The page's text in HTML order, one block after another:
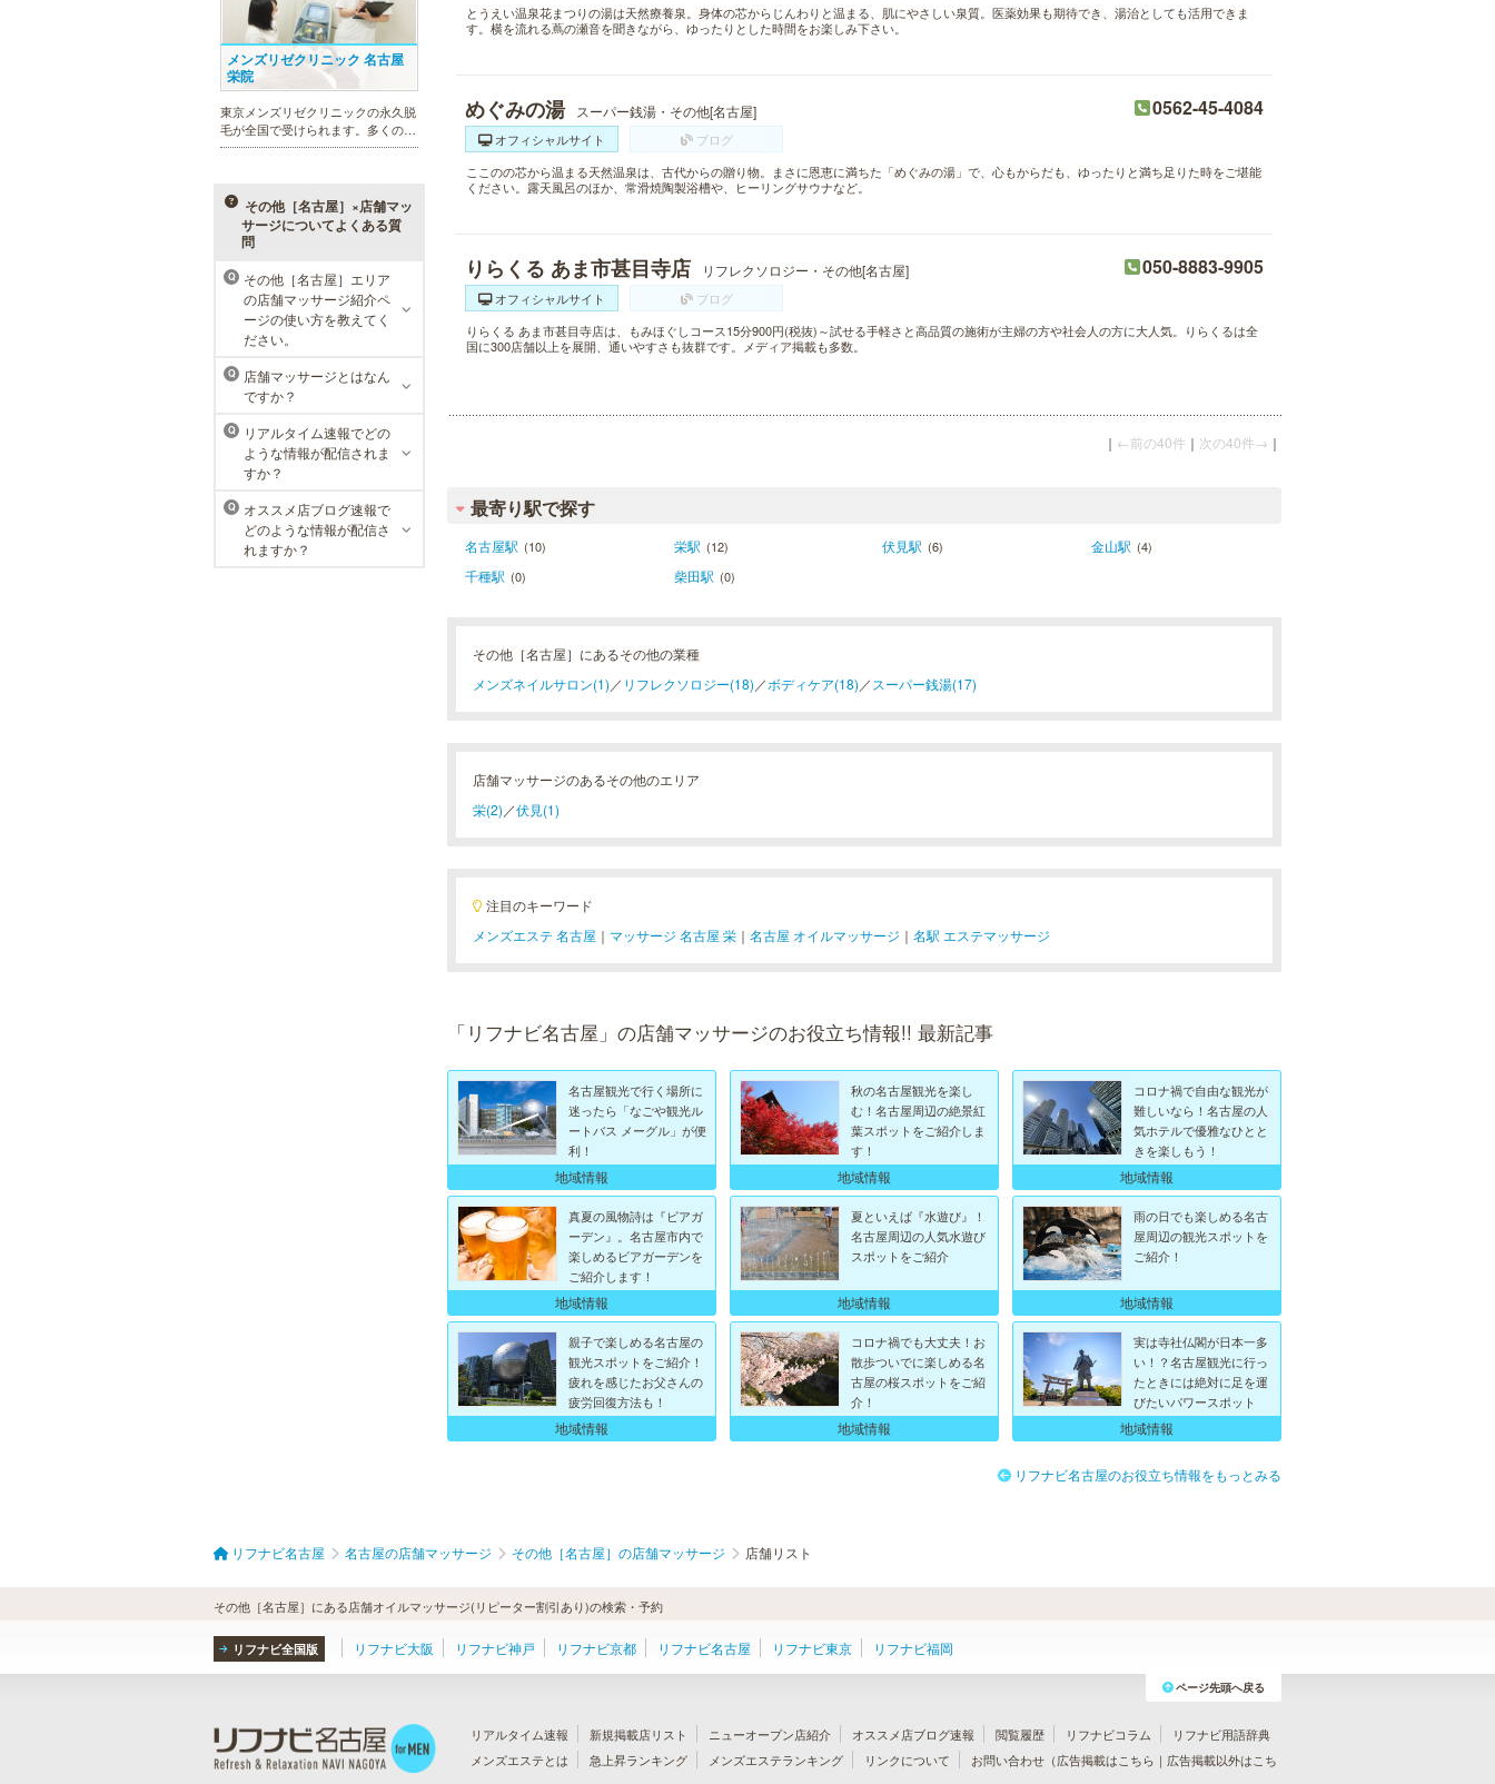
メンズリゼクリニック 名古屋
栄院
東京メンズリゼクリニックの永久脱
毛が全国で受けられます。多くの男
性患者様にご支持頂き、新宿1院か
展開するクリニックになりました。
MEN’S TBC 名古屋本店
メンズTBCは、創業以来男性の健康
的な美を追究してきました。豊富な
脱毛メニューを始め、フェイシャル
ケア、下腹引き締め等、各種お得な
体験コースを取り揃えています。選
べる種類の多さで初めての方も安心
です。
その他［名古屋］×店舗マッ
サージについてよくある質
問
Q
その他［名古屋］エリア
の店舗マッサージ紹介ペ
ージの使い方を教えてく
ださい。
Q
店舗マッサージとはなん
ですか？
Q
リアルタイム速報でどの
ような情報が配信されま
すか？
Q
オススメ店ブログ速報で
どのような情報が配信さ
れますか？
とうえい温泉花まつりの湯は天然療養泉。身体の芯からじんわりと温まる、肌にやさしい泉質。医薬効果も期待でき、湯治としても活用できま
す。横を流れる蔦の瀬音を聞きながら、ゆったりとした時間をお楽しみ下さい。
めぐみの湯 スーパー銭湯・その他[名古屋] 0562-45-4084
オフィシャルサイト
ブログ
ここのの芯から温まる天然温泉は、古代からの贈り物。まさに恩恵に満ちた「めぐみの湯」で、心もからだも、ゆったりと満ち足りた時をご堪能
ください。露天風呂のほか、常滑焼陶製浴槽や、ヒーリングサウナなど。
りらくる あま市甚目寺店 リフレクソロジー・その他[名古屋] 050-8883-9905
オフィシャルサイト
ブログ
りらくる あま市甚目寺店は、もみほぐしコース15分900円(税抜)～試せる手軽さと高品質の施術が主婦の方や社会人の方に大人気。りらくるは全
国に300店舗以上を展開、通いやすさも抜群です。メディア掲載も多数。
｜ ←前の40件 ｜ 次の40件→ ｜
最寄り駅で探す
名古屋駅 (10) 栄駅 (12) 伏見駅 (6) 金山駅 (4)
千種駅 (0) 柴田駅 (0)
その他［名古屋］にあるその他の業種
メンズネイルサロン(1) ／ リフレクソロジー(18) ／ボディケア(18) ／ スーパー銭湯(17)
店舗マッサージのあるその他のエリア
栄(2) ／伏見(1)
注目のキーワード
メンズエステ 名古屋 ｜ マッサージ 名古屋 栄 ｜ 名古屋 オイルマッサージ ｜ 名駅 エステマッサージ
「リフナビ名古屋」の店舗マッサージのお役立ち情報!! 最新記事
名古屋観光で行く場所に
迷ったら「なごや観光ル
ートバス メーグル」が便
利！
地域情報
秋の名古屋観光を楽し
む！名古屋周辺の絶景紅
葉スポットをご紹介しま
す！
地域情報
コロナ禍で自由な観光が
難しいなら！名古屋の人
気ホテルで優雅なひとと
きを楽しもう！
地域情報
真夏の風物詩は『ビアガ
ーデン』。名古屋市内で
楽しめるビアガーデンを
ご紹介します！
地域情報
夏といえば『水遊び』！
名古屋周辺の人気水遊び
スポットをご紹介
地域情報
雨の日でも楽しめる名古
屋周辺の観光スポットを
ご紹介！
地域情報
親子で楽しめる名古屋の
観光スポットをご紹介！
疲れを感じたお父さんの
疲労回復方法も！
地域情報
コロナ禍でも大丈夫！お
散歩ついでに楽しめる名
古屋の桜スポットをご紹
介！
地域情報
実は寺社仏閣が日本一多
い！？名古屋観光に行っ
たときには絶対に足を運
びたいパワースポット
地域情報
リフナビ名古屋のお役立ち情報をもっとみる
リフナビ名古屋 名古屋の店舗マッサージ その他［名古屋］の店舗マッサージ 店舗リスト
その他［名古屋］にある店舗オイルマッサージ(リピーター割引あり)の検索・予約
リフナビ全国版 リフナビ大阪 リフナビ神戸 リフナビ京都 リフナビ名古屋 リフナビ東京 リフナビ福岡
ページ先頭へ戻る
リアルタイム速報 新規掲載店リスト ニューオープン店紹介 オススメ店ブログ速報 閲覧履歴 リフナビコラム
リフナビ用語辞典
メンズエステとは
急上昇ランキング メンズエステランキング リンクについて お問い合わせ（広告掲載はこちら ｜ 広告掲載以外はこち